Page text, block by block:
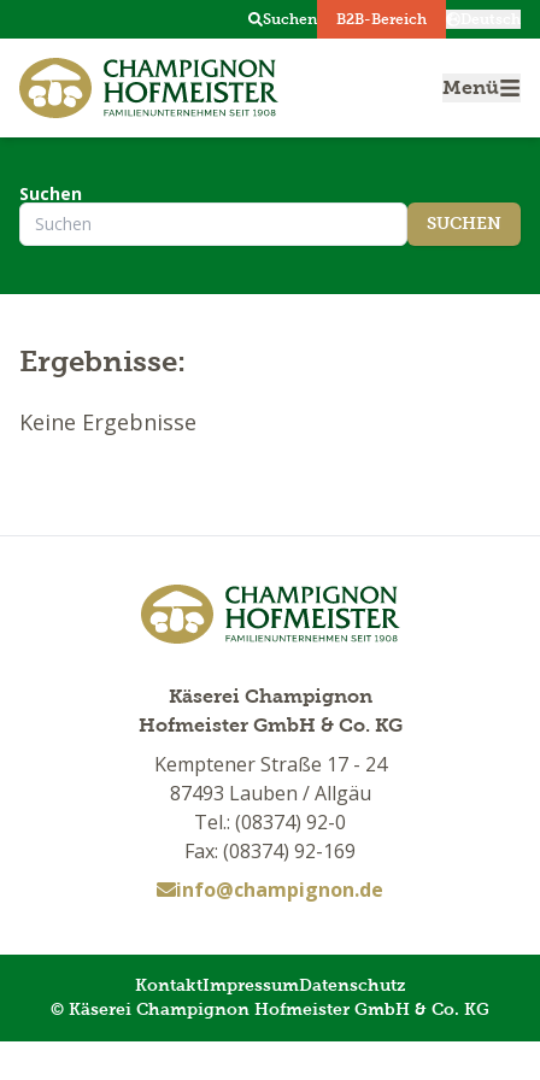
Suchen B2B-Bereich
Menü
Suchen
SUCHEN
Ergebnisse:
Keine Ergebnisse
Käserei Champignon
Hofmeister GmbH & Co. KG
Kemptener Straße 17 - 24
87493 Lauben / Allgäu
Tel.: (08374) 92-0
Fax: (08374) 92-169
info@champignon.de
© Käserei Champignon Hofmeister GmbH & Co. KG
KontaktImpressumDatenschutz